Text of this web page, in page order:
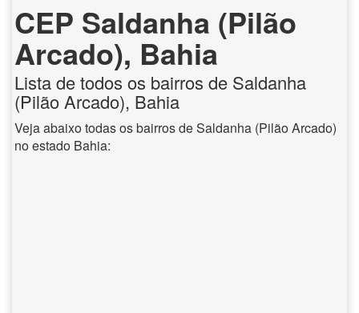
CEP Saldanha (Pilão
Arcado), Bahia
Lista de todos os bairros de Saldanha
(Pilão Arcado), Bahia
Veja abaixo todas os bairros de Saldanha (Pilão Arcado)
no estado Bahia: